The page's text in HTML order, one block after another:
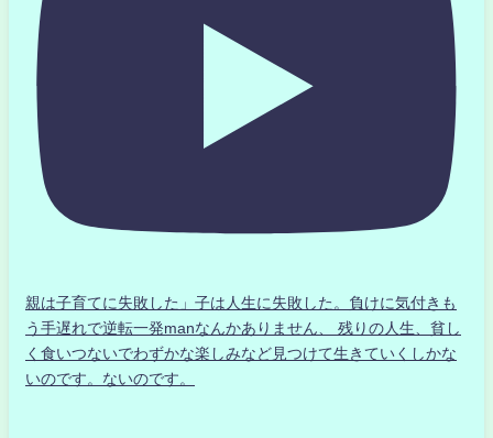
親は子育てに失敗した」子は人生に失敗した。負けに気付きも
う手遅れで逆転一発manなんかありません、 残りの人生、貧し
く食いつないでわずかな楽しみなど見つけて生きていくしかな
いのです。ないのです。